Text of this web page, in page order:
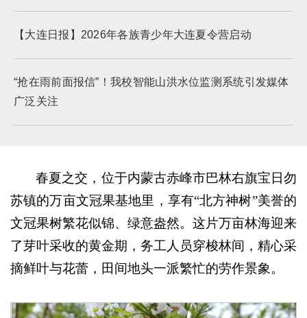
【大连日报】2026年各族青少年大连夏令营启动
“抢在雨前面报信”！我校智能山洪水位监测系统引发媒体
广泛关注
春夏之交，位于内蒙古赤峰市巴林右旗宝日勿
苏镇的万亩文冠果基地里，享有“北方神树”美誉的
文冠果树繁花似锦、绿意盎然。这片万亩林海迎来
了芽叶采收的黄金期，务工人员穿梭林间，精心采
摘鲜叶与花蕾，田间地头一派繁忙的劳作景象。